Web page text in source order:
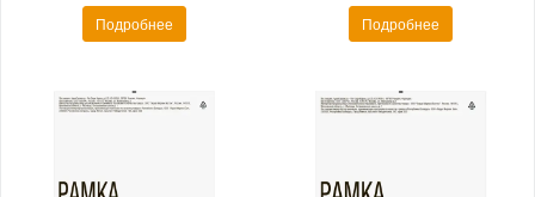
Подробнее
Подробнее